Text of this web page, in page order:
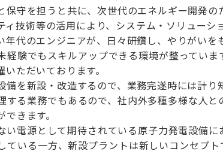
保守を担うと共に、次世代のエネルギー開発
ィ技術等の活用により、システム・ソリューシ
代のエンジニアが、日々研鑽し、やりがいを
験でもスキルアップできる環境が整ってい
ただいております。
を新設・改造するので、業務完遂時には計り
る業務でもあるので、社内外多種多様な人
きます。
い電源として期待されている原子力発電設備
ている一方、新設プラントは新しいコンセプ